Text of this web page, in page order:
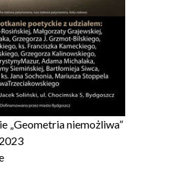
„Geometria niemożliwa”